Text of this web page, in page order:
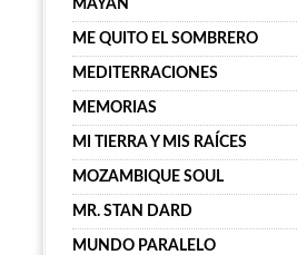
MAYAN
ME QUITO EL SOMBRERO
MEDITERRACIONES
MEMORIAS
MI TIERRA Y MIS RAÍCES
MOZAMBIQUE SOUL
MR. STAN DARD
MUNDO PARALELO